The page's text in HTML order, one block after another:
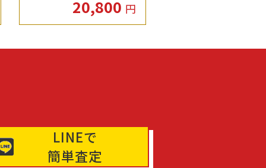
20,800 円
LINEで
簡単査定